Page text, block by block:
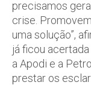
precisamos
crise.
uma solução”,
já ficou
a Apodi e a
prestar os